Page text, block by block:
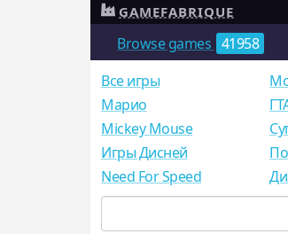
Browse games 41958
GAMEFABRIQUE
Все игры
Mарио
Mickey Mouse
Игры Дисней
Need For Speed